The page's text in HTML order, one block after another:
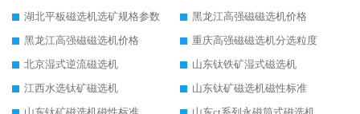
湖北平板磁选机选矿规格参数
黑龙江高强磁磁选机价格
黑龙江高强磁磁选机价格
重庆高强磁磁选机分选粒度
北京湿式逆流磁选机
山东钛铁矿湿式磁选机
江西水选钛矿磁选机
山东钛矿磁选机磁性标准